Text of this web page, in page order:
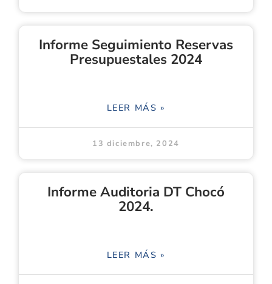
Informe Seguimiento Reservas
Presupuestales 2024
LEER MÁS »
13 diciembre, 2024
Informe Auditoria DT Chocó
2024.
LEER MÁS »